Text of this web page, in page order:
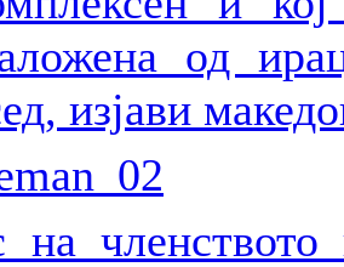
од
изјави
на